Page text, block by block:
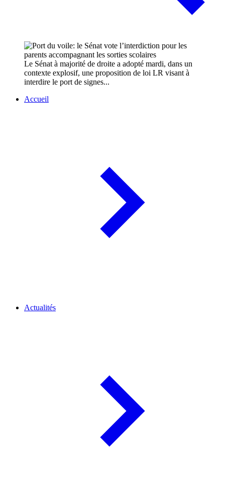
Le Sénat à majorité de droite a adopté mardi, dans un
contexte explosif, une proposition de loi LR visant à
interdire le port de signes...
Accueil
Actualités